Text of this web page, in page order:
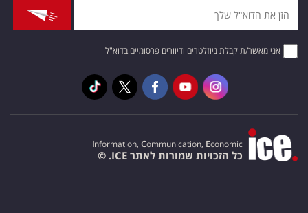
אני מאשר/ת קבלת ניוזלטרים ודיוורים פרסומיים בדוא"ל
Information, Communication, Economic
כל הזכויות שמורות לאתר ICE. ©